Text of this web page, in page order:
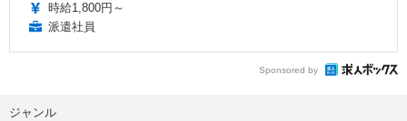
時給1,800円～
派遣社員
Sponsored by
ジャンル